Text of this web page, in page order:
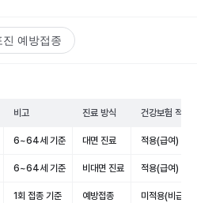
진 예방접종
비고 진료 방식 건강보험 적용
6~64세 기준 대면 진료 적용(급여)
6~64세 기준 비대면 진료 적용(급여)
1회 접종 기준 예방접종 미적용(비급여)